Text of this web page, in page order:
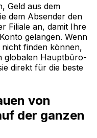
Geld aus dem
dem Absender den
Filiale an, damit Ihre
gelangen. Wenn
nicht finden können,
globalen Hauptbüro-
direkt für die beste
von
der ganzen